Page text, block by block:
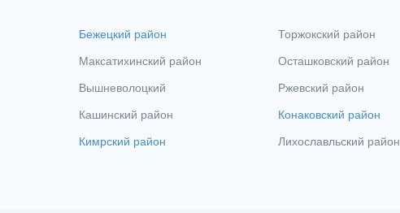
Бежецкий район
Максатихинский район
Вышневолоцкий
Кашинский район
Кимрский район
Торжокский район
Осташковский район
Ржевский район
Конаковский район
Лихославльский район